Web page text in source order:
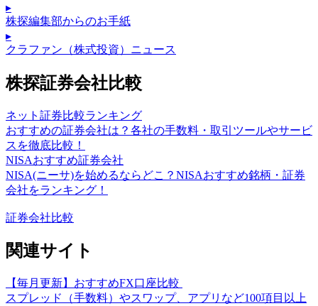
▸
株探編集部からのお手紙
▸
クラファン（株式投資）ニュース
株探証券会社比較
ネット証券比較ランキング
おすすめの証券会社は？各社の手数料・取引ツールやサービ
スを徹底比較！
NISAおすすめ証券会社
NISA(ニーサ)を始めるならどこ？NISAおすすめ銘柄・証券
会社をランキング！
証券会社比較
関連サイト
【毎月更新】おすすめFX口座比較
スプレッド（手数料）やスワップ、アプリなど100項目以上